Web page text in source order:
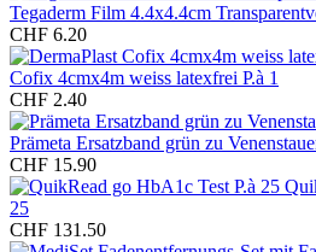
Tegaderm Film 4.4x4.4cm
CHF 6.20
Cofix 4cmx4m weiss latexfrei P.à 1
CHF 2.40
Prämeta Ersatzband grün zu
CHF 15.90
25
CHF 131.50